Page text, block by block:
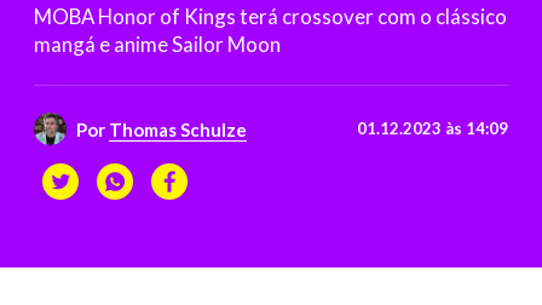
MOBA Honor of Kings terá crossover com o clássico
mangá e anime Sailor Moon
Por Thomas Schulze 01.12.2023 às 14:09